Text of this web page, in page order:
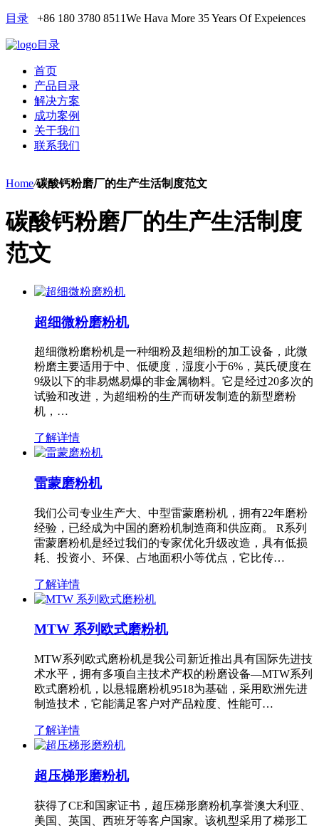
目录 +86 180 3780 8511We Hava More 35 Years Of Expeiences
目录
首页
产品目录
解决方案
成功案例
关于我们
联系我们
Home/碳酸钙粉磨厂的生产生活制度范文
碳酸钙粉磨厂的生产生活制度
范文
超细微粉磨粉机
超细微粉磨粉机是一种细粉及超细粉的加工设备，此微
粉磨主要适用于中、低硬度，湿度小于6%，莫氏硬度在
9级以下的非易燃易爆的非金属物料。它是经过20多次的
试验和改进，为超细粉的生产而研发制造的新型磨粉
机，…
了解详情
雷蒙磨粉机
我们公司专业生产大、中型雷蒙磨粉机，拥有22年磨粉
经验，已经成为中国的磨粉机制造商和供应商。 R系列
雷蒙磨粉机是经过我们的专家优化升级改造，具有低损
耗、投资小、环保、占地面积小等优点，它比传…
了解详情
MTW 系列欧式磨粉机
MTW系列欧式磨粉机是我公司新近推出具有国际先进技
术水平，拥有多项自主技术产权的粉磨设备—MTW系列
欧式磨粉机，以悬辊磨粉机9518为基础，采用欧洲先进
制造技术，它能满足客户对产品粒度、性能可…
了解详情
超压梯形磨粉机
获得了CE和国家证书，超压梯形磨粉机享誉澳大利亚、
美国、英国、西班牙等客户国家。该机型采用了梯形工